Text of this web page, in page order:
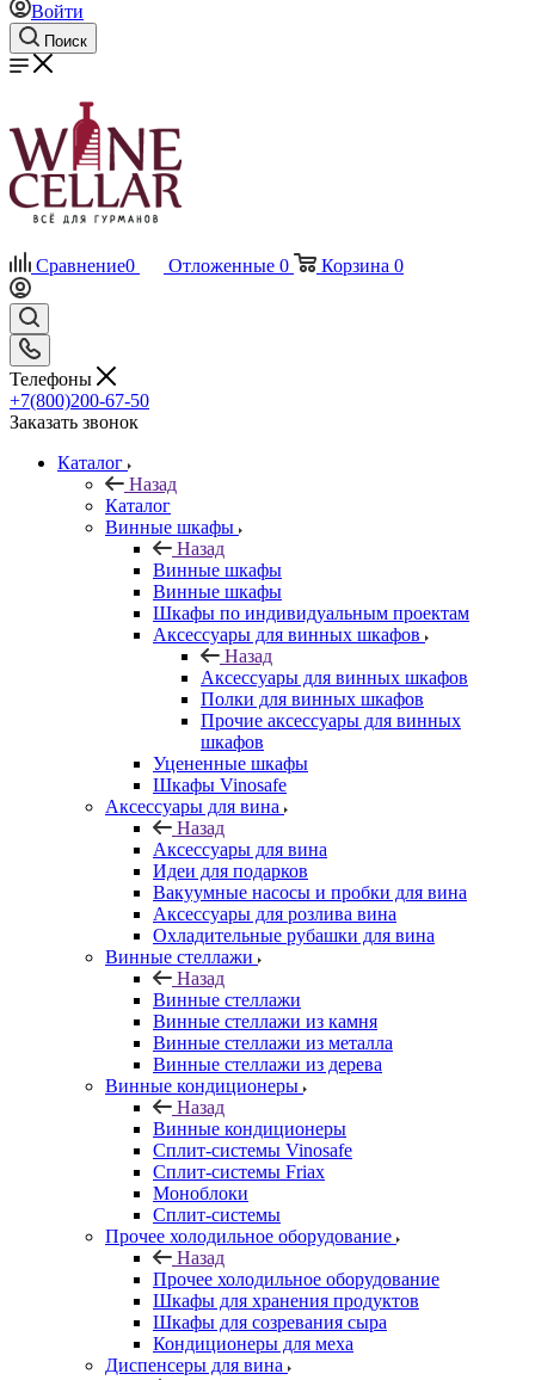
Войти
Поиск
Сравнение0 Отложенные 0 Корзина 0
Телефоны
+7(800)200-67-50
Заказать звонок
Каталог
Назад
Каталог
Винные шкафы
Назад
Винные шкафы
Винные шкафы
Шкафы по индивидуальным проектам
Аксессуары для винных шкафов
Назад
Аксессуары для винных шкафов
Полки для винных шкафов
Прочие аксессуары для винных
шкафов
Уцененные шкафы
Шкафы Vinosafe
Аксессуары для вина
Назад
Аксессуары для вина
Идеи для подарков
Вакуумные насосы и пробки для вина
Аксессуары для розлива вина
Охладительные рубашки для вина
Винные стеллажи
Назад
Винные стеллажи
Винные стеллажи из камня
Винные стеллажи из металла
Винные стеллажи из дерева
Винные кондиционеры
Назад
Винные кондиционеры
Сплит-системы Vinosafe
Сплит-системы Friax
Моноблоки
Сплит-системы
Прочее холодильное оборудование
Назад
Прочее холодильное оборудование
Шкафы для хранения продуктов
Шкафы для созревания сыра
Кондиционеры для меха
Диспенсеры для вина